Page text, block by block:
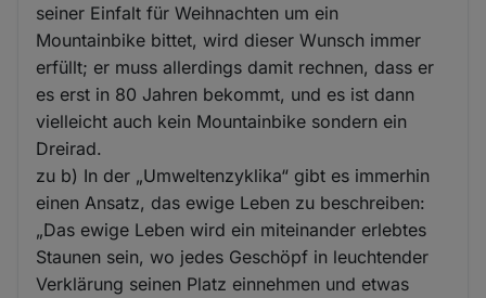
seiner Einfalt für Weihnachten um ein
Mountainbike bittet, wird dieser Wunsch immer
erfüllt; er muss allerdings damit rechnen, dass er
es erst in 80 Jahren bekommt, und es ist dann
vielleicht auch kein Mountainbike sondern ein
Dreirad.
zu b) In der „Umweltenzyklika“ gibt es immerhin
einen Ansatz, das ewige Leben zu beschreiben:
„Das ewige Leben wird ein miteinander erlebtes
Staunen sein, wo jedes Geschöpf in leuchtender
Verklärung seinen Platz einnehmen und etwas